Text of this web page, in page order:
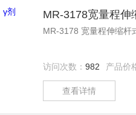
MR-3178宽量程伸
MR-3178 宽量程伸缩杆
访问次数： 982 产品价
查看详情